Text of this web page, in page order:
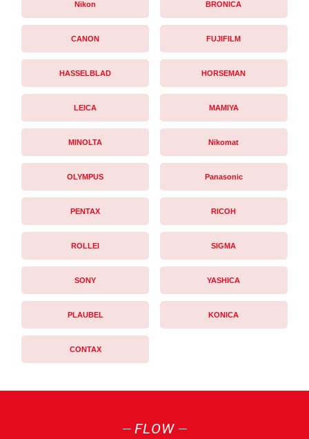
Nikon BRONICA
CANON FUJIFILM
HASSELBLAD HORSEMAN
LEICA MAMIYA
MINOLTA Nikomat
OLYMPUS Panasonic
PENTAX RICOH
ROLLEI SIGMA
SONY YASHICA
PLAUBEL KONICA
CONTAX
FLOW